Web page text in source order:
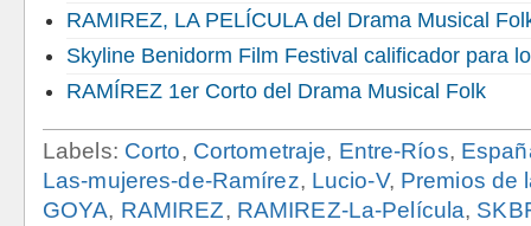
RAMIREZ, LA PELÍCULA del Drama Musical
Skyline Benidorm Film Festival calificador para
RAMÍREZ 1er Corto del Drama Musical Folk
Labels: Corto, Cortometraje, Entre-Ríos,
Las-mujeres-de-Ramírez, Lucio-V, Premios de
GOYA, RAMIREZ, RAMIREZ-La-Película,